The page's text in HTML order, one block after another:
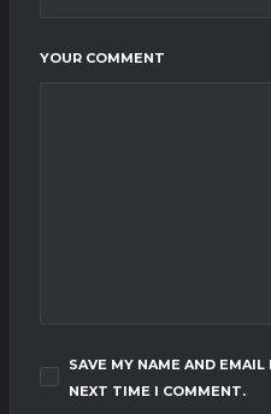
YOUR COMMENT
SAVE MY NAME AND EMAIL
NEXT TIME I COMMENT.